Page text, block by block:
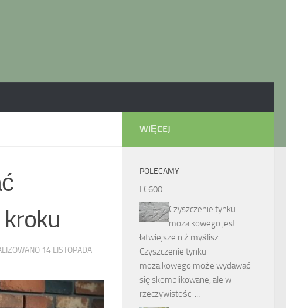
14 LISTOPADA
WIĘCEJ
POLECAMY
LC600
Czyszczenie tynku
mozaikowego jest
łatwiejsze niż myślisz
Czyszczenie tynku
mozaikowego może wydawać
się skomplikowane, ale w
rzeczywistości …